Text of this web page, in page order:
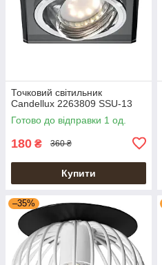
Точковий світильник
Candellux 2263809 SSU-13
Готово до відправки 1 од.
180 ₴ 360 ₴
Купити
–35%